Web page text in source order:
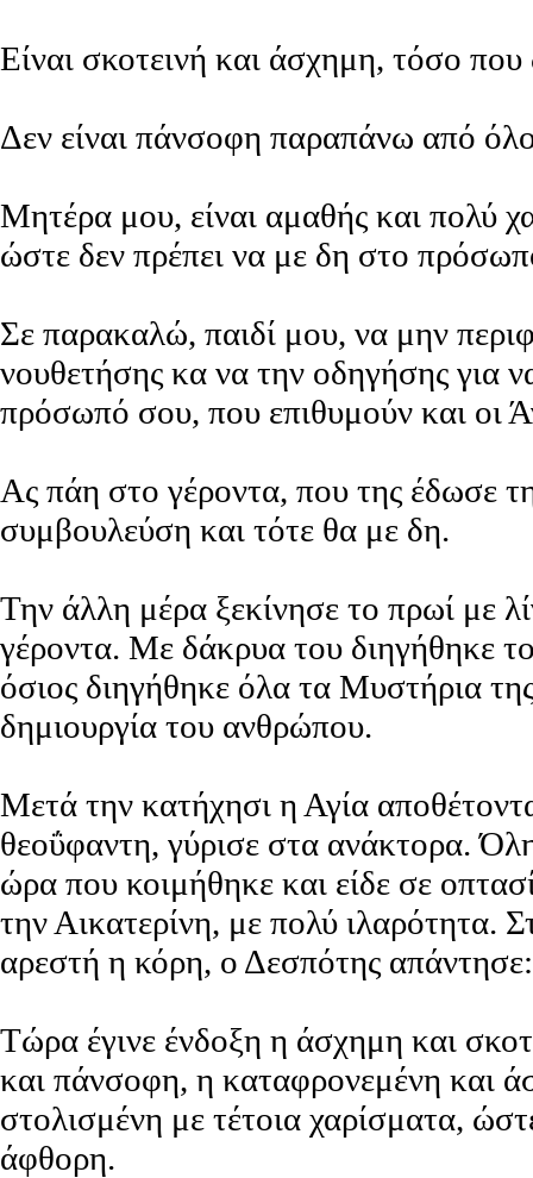
Είναι σκοτεινή και άσχημη, τόσο
Δεν είναι πάνσοφη παραπάνω από
Μητέρα μου, είναι αμαθής και πολύ
ώστε δεν πρέπει να με δη στο
Σε παρακαλώ, παιδί μου, να μην
νουθετήσης κα να την οδηγήσης για
πρόσωπό σου, που επιθυμούν και οι
Ας πάη στο γέροντα, που της έδωσε
συμβουλεύση και τότε θα με δη.
Την άλλη μέρα ξεκίνησε το πρωί με
γέροντα. Με δάκρυα του διηγήθηκε
όσιος διηγήθηκε όλα τα Μυστήρια
δημιουργία του ανθρώπου.
Μετά την κατήχησι η Αγία
θεοΰφαντη, γύρισε στα ανάκτορα.
ώρα που κοιμήθηκε και είδε σε
την Αικατερίνη, με πολύ ιλαρότητα.
αρεστή η κόρη, ο Δεσπότης απάντησε:
Τώρα έγινε ένδοξη η άσχημη και
και πάνσοφη, η καταφρονεμένη και
στολισμένη με τέτοια χαρίσματα,
άφθορη.